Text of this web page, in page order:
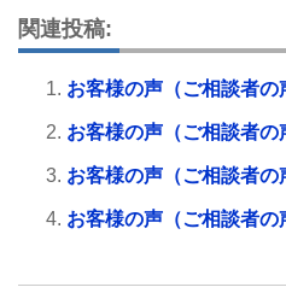
関連投稿:
お客様の声（ご相談者の
お客様の声（ご相談者の
お客様の声（ご相談者の
お客様の声（ご相談者の